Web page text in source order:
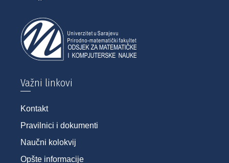
Važni linkovi
Kontakt
Pravilnici i dokumenti
Naučni kolokvij
Opšte informacije